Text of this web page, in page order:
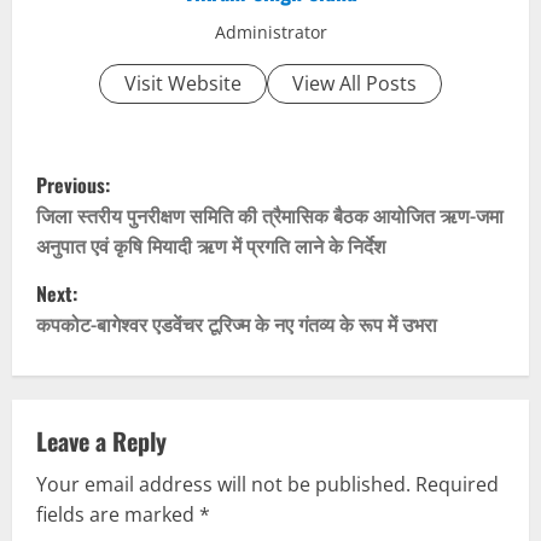
Administrator
Visit Website View All Posts
P
o
s
t
n
a
v
Previous:
जिला स्तरीय पुनरीक्षण समिति की त्रैमासिक बैठक आयोजित ऋण-जमा
अनुपात एवं कृषि मियादी ऋण में प्रगति लाने के निर्देश
Next:
कपकोट-बागेश्वर एडवेंचर टूरिज्म के नए गंतव्य के रूप में उभरा
Leave a Reply
Your email address will not be published. Required
fields are marked *